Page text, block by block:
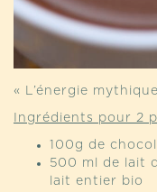
« L’énergie
Ingrédients pour 2
100g de
500 ml de lait
lait entier bio